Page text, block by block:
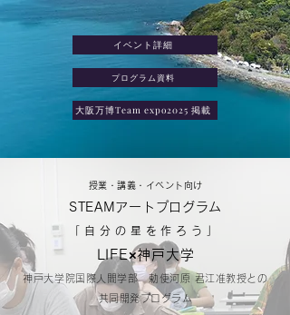
イベント詳細
プログラム資料
大阪万博Team expo2025 掲載
授業・講義・イベント向け
STEAMアートプログラム
「自分の星を作ろう」
LIFE×神戸大学
神戸大学院国際人間学部 勅使河原 君江准教授との
共同開発プログラム